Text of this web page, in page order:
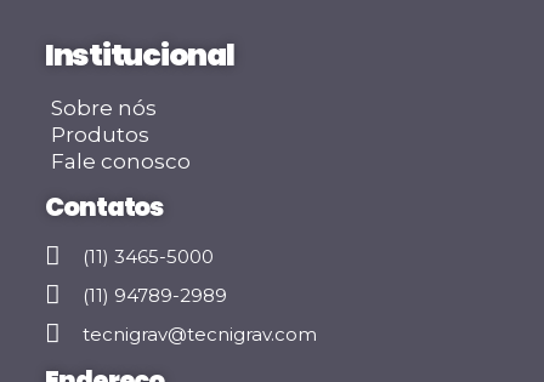
Institucional
Sobre nós
Produtos
Fale conosco
Contatos
(11) 3465-5000
(11) 94789-2989
tecnigrav@tecnigrav.com